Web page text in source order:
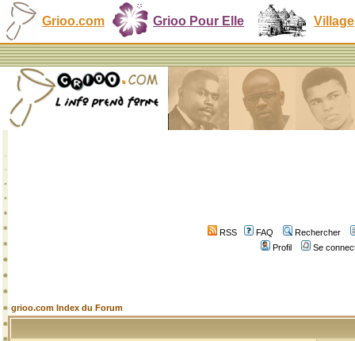
Grioo.com Grioo Pour Elle Village
RSS FAQ
Rechercher
Profil
Se
grioo.com Index du Forum